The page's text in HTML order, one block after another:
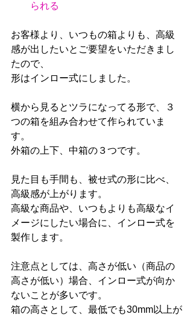
られる
お客様より、いつもの箱よりも、高級
感が出したいとご要望をいただきまし
たので、
形はインロー式にしました。
横から見るとツラになってる形で、３
つの箱を組み合わせて作られていま
す。
外箱の上下、中箱の３つです。
見た目も手間も、被せ式の形に比べ、
高級感が上がります。
高級な商品や、いつもよりも高級なイ
メージにしたい場合に、インロー式を
製作します。
注意点としては、高さが低い（商品の
高さが低い）場合、インロー式が向か
ないことが多いです。
箱の高さとして、最低でも30mm以上が